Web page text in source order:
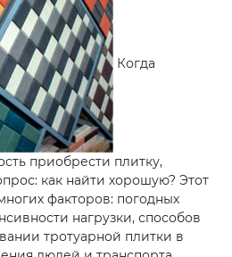
Когда
приобрести плитку,
как найти хорошую? Этот
факторов: погодных
нагрузки, способов
тротуарной плитки в